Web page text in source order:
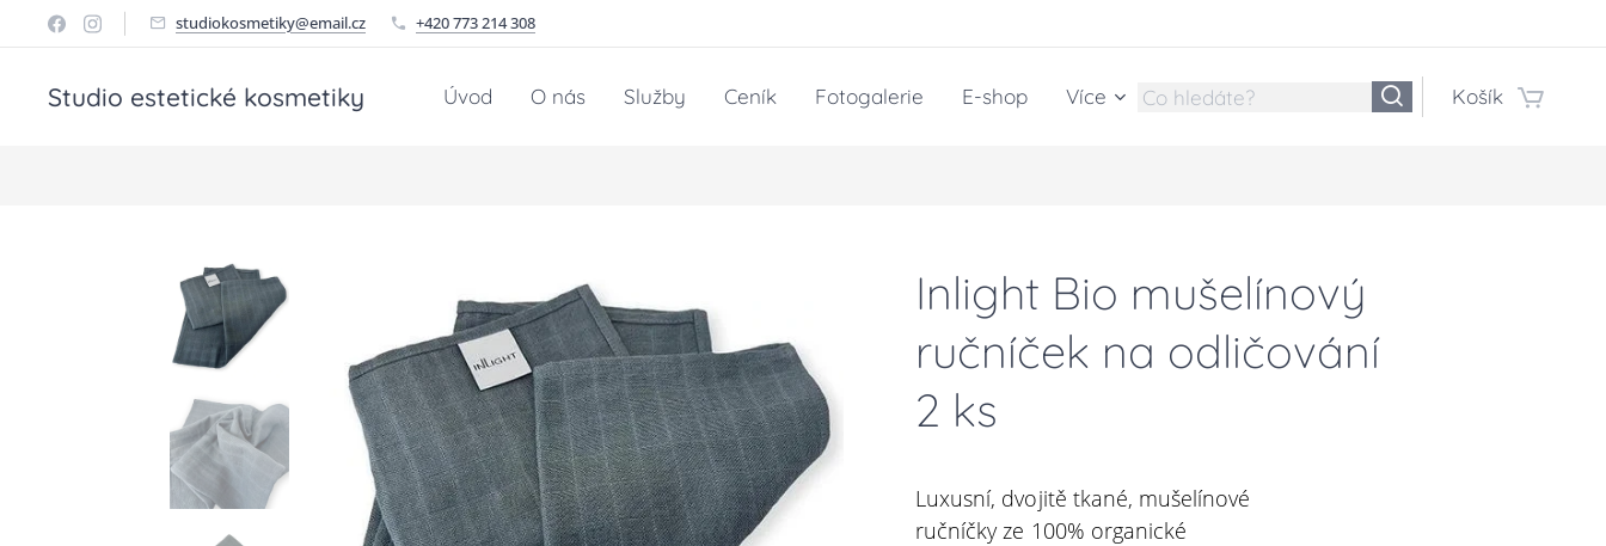
studiokosmetiky@email.cz +420 773 214 308
Studio estetické kosmetiky Úvod O nás Služby Ceník Fotogalerie E-shop Více Košík
Inlight Bio mušelínový
ručníček na odličování
2 ks
Luxusní, dvojitě tkané, mušelínové
ručníčky ze 100% organické